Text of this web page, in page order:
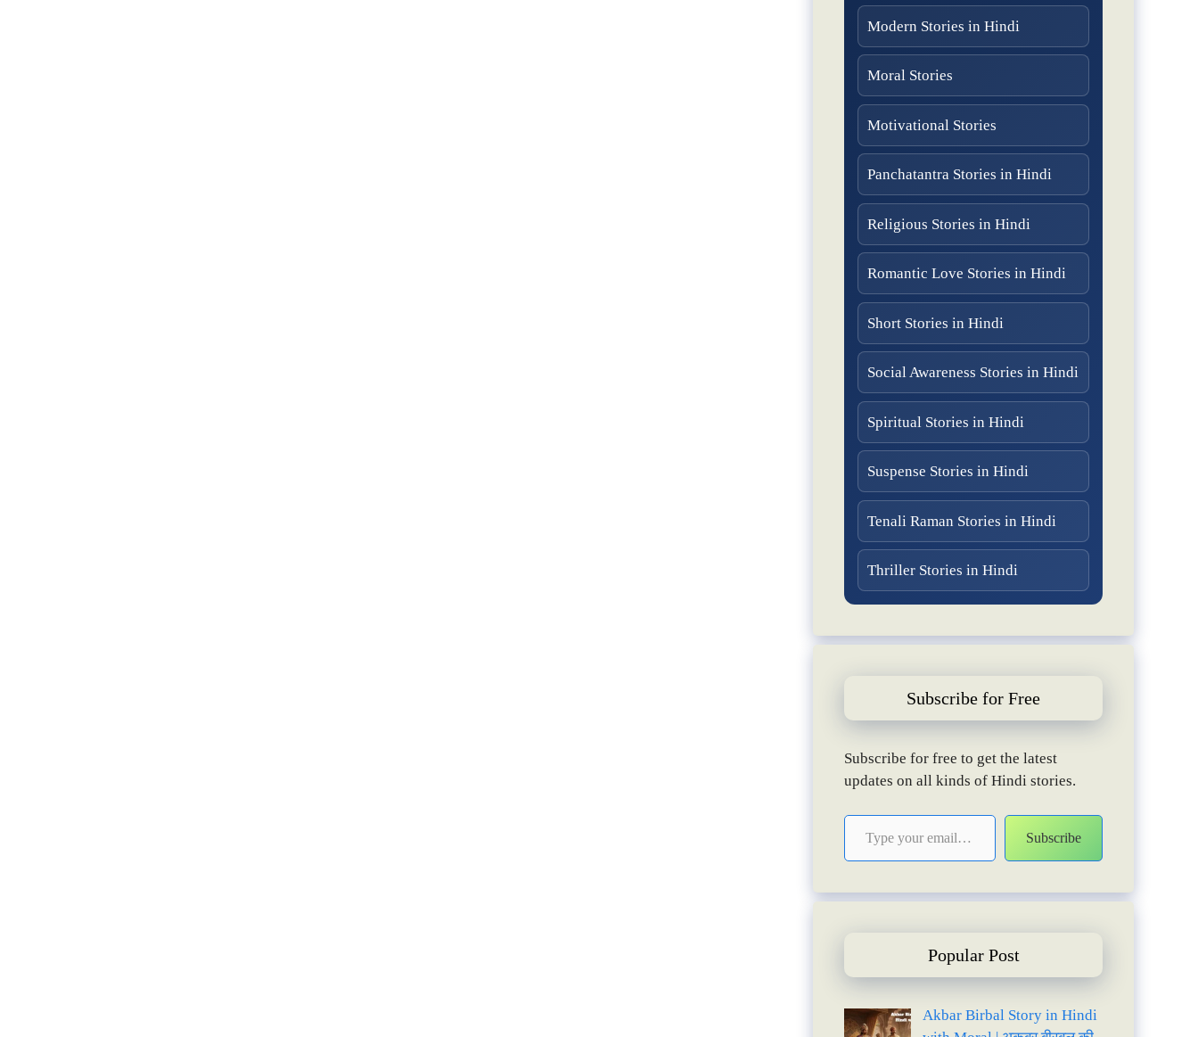
Modern Stories in Hindi
Moral Stories
Motivational Stories
Panchatantra Stories in Hindi
Religious Stories in Hindi
Romantic Love Stories in Hindi
Short Stories in Hindi
Social Awareness Stories in Hindi
Spiritual Stories in Hindi
Suspense Stories in Hindi
Tenali Raman Stories in Hindi
Thriller Stories in Hindi
Subscribe for Free
Subscribe for free to get the latest
updates on all kinds of Hindi stories.
Type your email…
Subscribe
Popular Post
Akbar Birbal Story in Hindi